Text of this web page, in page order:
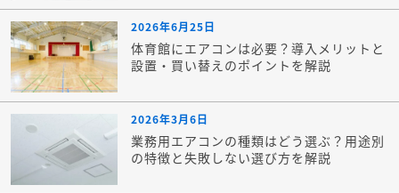
2026年6月25日
体育館にエアコンは必要？導入メリットと
設置・買い替えのポイントを解説
2026年3月6日
業務用エアコンの種類はどう選ぶ？用途別
の特徴と失敗しない選び方を解説